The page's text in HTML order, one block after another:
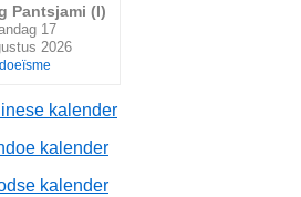
Pantsjami (I)
17
2026
kalender
kalender
kalender